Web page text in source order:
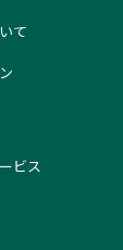
て
ビス